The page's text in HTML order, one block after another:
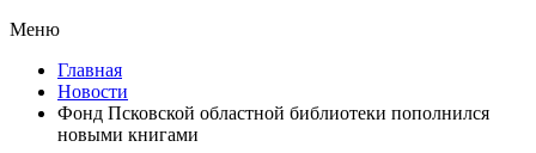
Меню
Главная
Новости
Фонд Псковской областной библиотеки пополнился
новыми книгами